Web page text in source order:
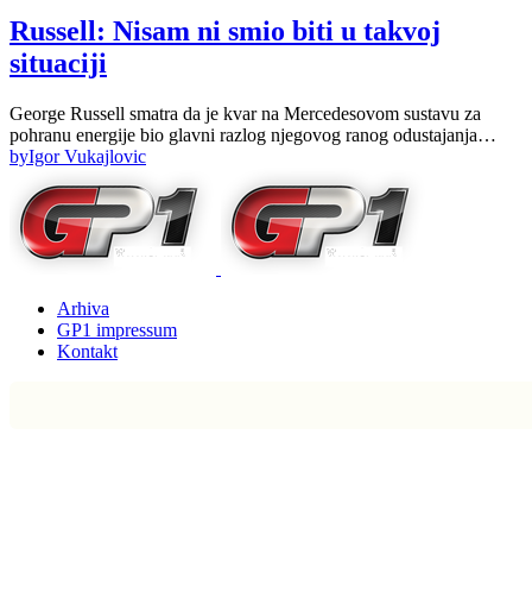
Russell: Nisam ni smio biti u takvoj
situaciji
George Russell smatra da je kvar na Mercedesovom sustavu za
pohranu energije bio glavni razlog njegovog ranog odustajanja…
byIgor Vukajlovic
Arhiva
GP1 impressum
Kontakt